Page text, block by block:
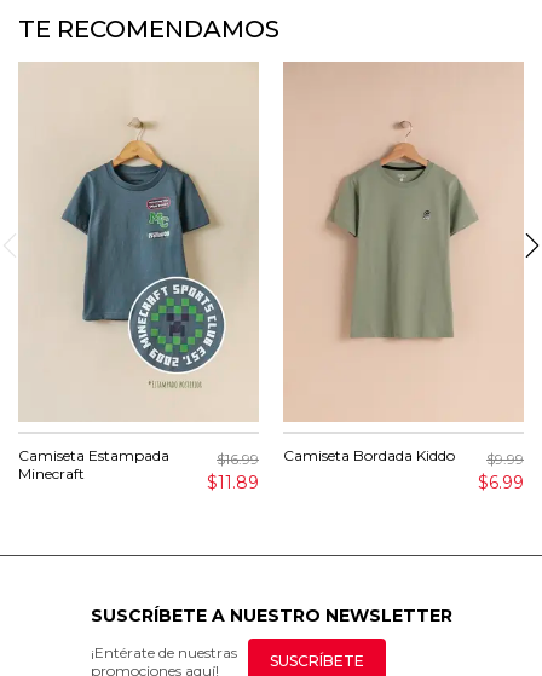
TE RECOMENDAMOS
Camiseta Estampada
Minecraft
$16.99
$11.89
Camiseta Bordada Kiddo $9.99
$6.99
SUSCRÍBETE A NUESTRO NEWSLETTER
¡Entérate de nuestras
promociones aquí!
SUSCRÍBETE